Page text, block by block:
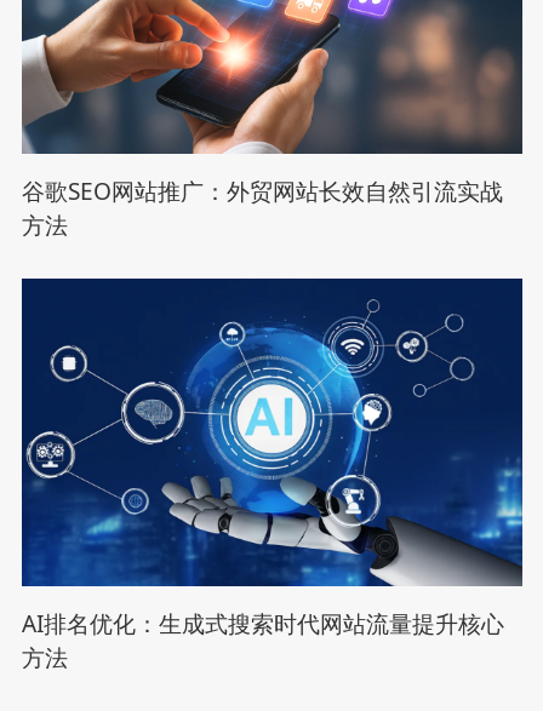
谷歌SEO网站推广：外贸网站长效自然引流实战
方法
AI排名优化：生成式搜索时代网站流量提升核心
方法